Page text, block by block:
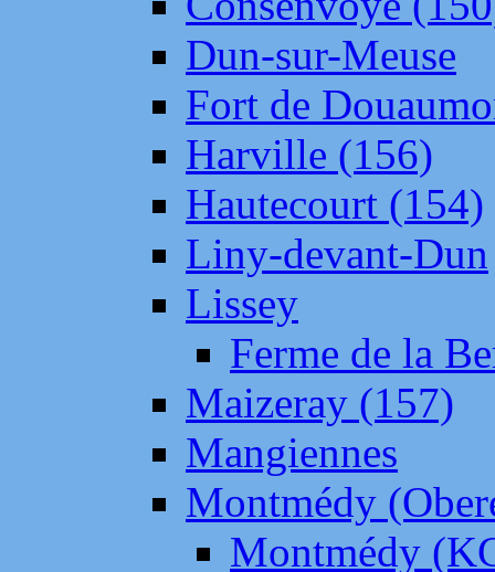
Dun-sur-Meuse
Fort de
Harville (156)
Hautecourt (154)
Liny-devant-Dun
Lissey
Ferme de la
Maizeray (157)
Mangiennes
Montmédy
Montmédy